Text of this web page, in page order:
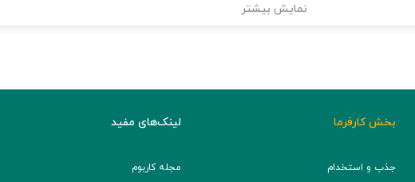
نمایش بیشتر
بخش کارفرما
جذب و استخدام
لینک‌های مفید
مجله کاربوم